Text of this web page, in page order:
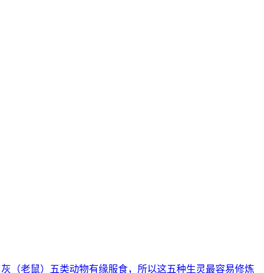
（老鼠）五类动物有缘服食，所以这五种生灵最容易修炼